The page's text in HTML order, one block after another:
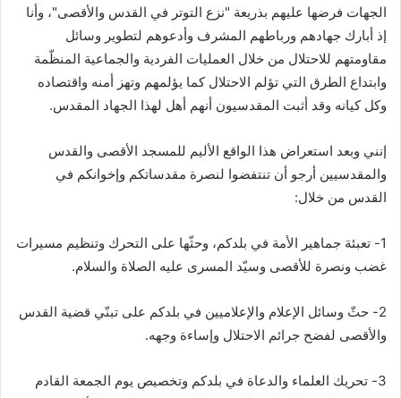
الجهات فرضها عليهم بذريعة "نزع التوتر في القدس والأقصى"، وأنا
إذ أبارك جهادهم ورباطهم المشرف وأدعوهم لتطوير وسائل
مقاومتهم للاحتلال من خلال العمليات الفردية والجماعية المنظّمة
وابتداع الطرق التي تؤلم الاحتلال كما يؤلمهم وتهز أمنه واقتصاده
وكل كيانه وقد أثبت المقدسيون أنهم أهل لهذا الجهاد المقدس.
إنني وبعد استعراض هذا الواقع الأليم للمسجد الأقصى والقدس
والمقدسيين أرجو أن تنتفضوا لنصرة مقدساتكم وإخوانكم في
القدس من خلال:
1- تعبئة جماهير الأمة في بلدكم، وحثّها على التحرك وتنظيم مسيرات
غضب ونصرة للأقصى وسيّد المسرى عليه الصلاة والسلام.
2- حثّ وسائل الإعلام والإعلاميين في بلدكم على تبنّي قضية القدس
والأقصى لفضح جرائم الاحتلال وإساءة وجهه.
3- تحريك العلماء والدعاة في بلدكم وتخصيص يوم الجمعة القادم